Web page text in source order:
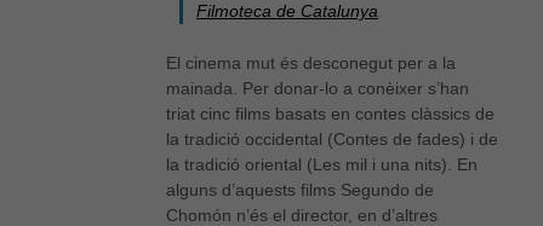
Filmoteca de Catalunya
El cinema mut és desconegut per a la
mainada. Per donar-lo a conèixer s’han
triat cinc films basats en contes clàssics de
la tradició occidental (Contes de fades) i de
la tradició oriental (Les mil i una nits). En
alguns d’aquests films Segundo de
Chomón n’és el director, en d’altres